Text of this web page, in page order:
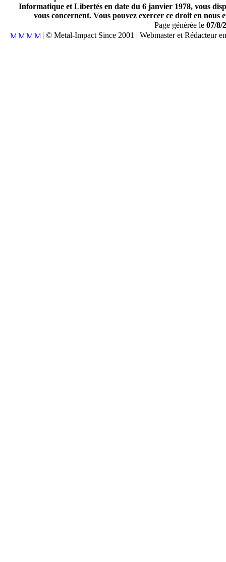
Informatique et Libertés en date du 6 janvier 1978, vous
vous concernent. Vous pouvez exercer ce droit en
Page générée le 07/8/
| © Metal-Impact Since 2001 | Webmaster et Rédacteur